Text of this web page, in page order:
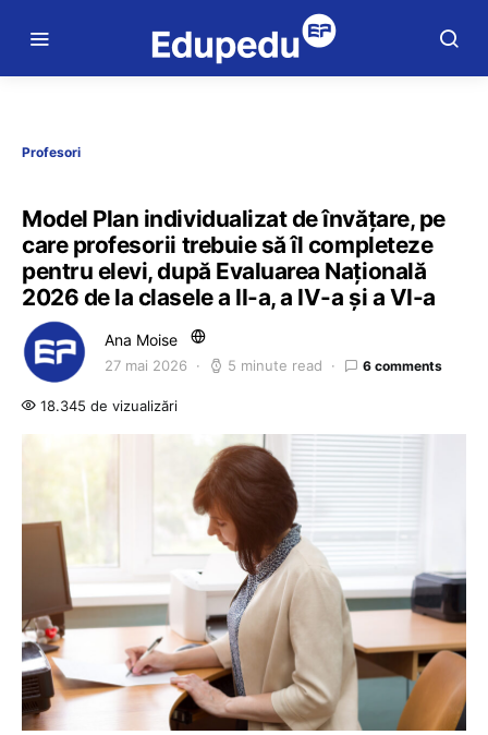
Profesori
Model Plan individualizat de învățare, pe
care profesorii trebuie să îl completeze
pentru elevi, după Evaluarea Națională
2026 de la clasele a II-a, a IV-a și a VI-a
Ana Moise
27 mai 2026 5 minute read 6 comments
18.345 de vizualizări